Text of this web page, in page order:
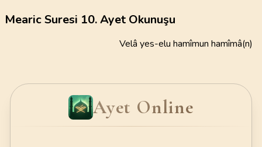
Mearic Suresi 10. Ayet Okunuşu
Velâ yes-elu hamîmun hamîmâ(n)
Ayet Online